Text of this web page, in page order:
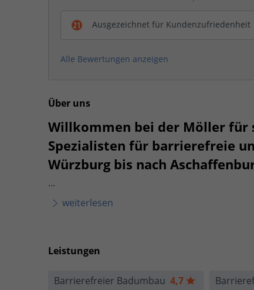
Ausgezeichnet für Kundenzufriedenheit
Alle Bewertungen anzeigen
Über uns
Willkommen bei der Möller für
Spezialisten für barrierefreie
Würzburg bis nach
...
weiterlesen
Leistungen
Barrierefreier Badumbau 4,7